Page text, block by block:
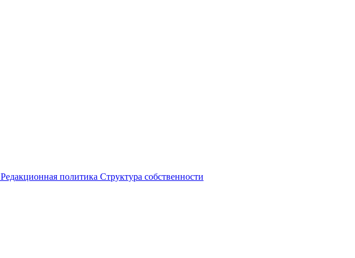
Редакционная политика Структура собственности